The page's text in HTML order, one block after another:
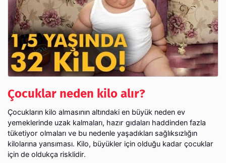
Çocuklar neden kilo alır?
Çocukların kilo almasının altındaki en büyük neden ev
yemeklerinde uzak kalmaları, hazır gıdaları haddinden fazla
tüketiyor olmaları ve bu nedenle yaşadıkları sağlıksızlığın
kilolarına yansıması. Kilo, büyükler için olduğu kadar çocuklar
için de oldukça risklidir.